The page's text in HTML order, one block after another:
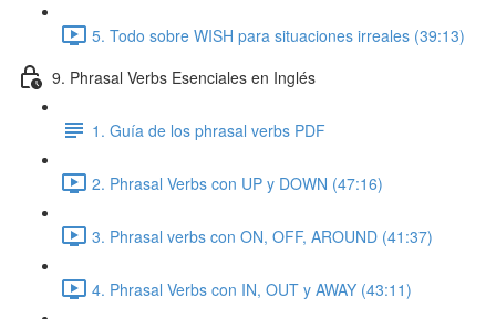
5. Todo sobre WISH para situaciones irreales (39:13)
9. Phrasal Verbs Esenciales en Inglés
1. Guía de los phrasal verbs PDF
2. Phrasal Verbs con UP y DOWN (47:16)
3. Phrasal verbs con ON, OFF, AROUND (41:37)
4. Phrasal Verbs con IN, OUT y AWAY (43:11)